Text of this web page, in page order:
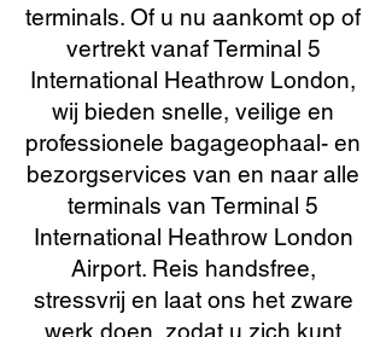
terminals. Of u nu aankomt op of
vertrekt vanaf Terminal 5
International Heathrow London,
wij bieden snelle, veilige en
professionele bagageophaal- en
bezorgservices van en naar alle
terminals van Terminal 5
International Heathrow London
Airport. Reis handsfree,
stressvrij en laat ons het zware
werk doen, zodat u zich kunt